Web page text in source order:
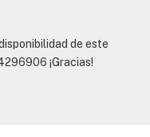
de este
¡Gracias!